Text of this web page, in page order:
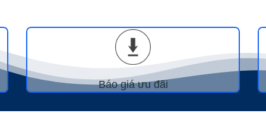
Báo giá ưu đãi